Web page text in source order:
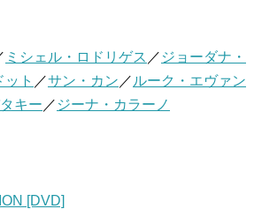
ミシェル・ロドリゲス ／ ジョーダナ・
ット ／サン・カン ／ ルーク・エヴァン
キー ／ ジーナ・カラーノ
[DVD]